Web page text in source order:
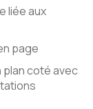
liée aux
page
plan coté avec